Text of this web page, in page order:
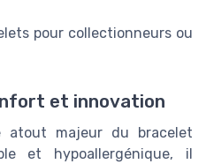
pour collectionneurs ou
et innovation
majeur du bracelet
et hypoallergénique, il